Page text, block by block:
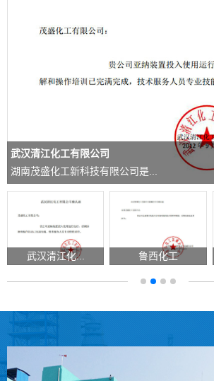
武汉清江化工有限公司
湖南茂盛化工新科技有限公司是...
武汉清江化... 鲁西化工